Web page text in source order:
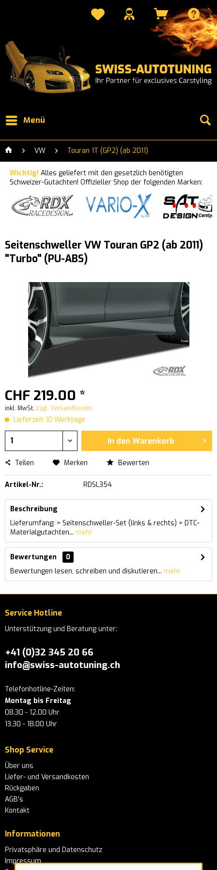
Menü
VW Touran 1T (GP2) (ab 2011)
Wichtig! Alles geliefert mit den gesetzlich benötigten
Schweizer-Gutachten! Offizieller Shop der folgenden Marken:
Seitenschweller VW Touran GP2 (ab 2011)
"Turbo" (PU-ABS)
CHF 219.00 *
inkl. MwSt. zzgl. Versandkosten
Lieferzeit 10 Werktage
In den Warenkorb
Teilen Merken Bewerten
Artikel-Nr.: RDSL354
Beschreibung
Lieferumfang: > Seitenschweller-Set (links & rechts) > DTC-
Materialgutachten... mehr
Bewertungen
0
Bewertungen lesen, schreiben und diskutieren... mehr
Service Hotline
Unterstützung und Beratung unter:
+41 (0)32 345 20 66
info@swiss-autotuning.ch
Telefonhotline-Zeiten:
Montag bis Freitag
08.30 - 12.00 Uhr
13.30 - 18.00 Uhr
Shop Service
Über uns
Liefer- und Versandkosten
Rückgaben
AGB's
Kontakt
Informationen
Privatsphäre und Datenschutz
Impressum